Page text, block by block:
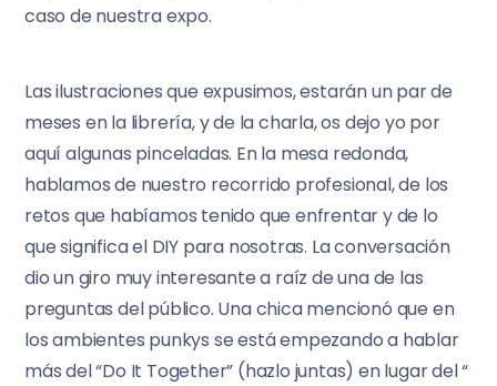
caso de nuestra expo.
Las ilustraciones que expusimos, estarán un par de
meses en la librería, y de la charla, os dejo yo por
aquí algunas pinceladas. En la mesa redonda,
hablamos de nuestro recorrido profesional, de los
retos que habíamos tenido que enfrentar y de lo
que significa el DIY para nosotras. La conversación
dio un giro muy interesante a raíz de una de las
preguntas del público. Una chica mencionó que en
los ambientes punkys se está empezando a hablar
más del “Do It Together” (hazlo juntas) en lugar del “